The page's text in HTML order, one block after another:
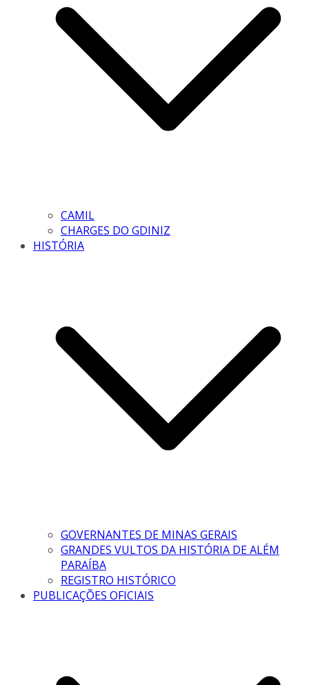
CAMIL
CHARGES DO GDINIZ
HISTÓRIA
GOVERNANTES DE MINAS GERAIS
GRANDES VULTOS DA HISTÓRIA DE ALÉM
PARAÍBA
REGISTRO HISTÓRICO
PUBLICAÇÕES OFICIAIS